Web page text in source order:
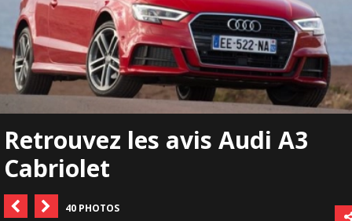
Retrouvez les avis Audi A3
Cabriolet
40 PHOTOS